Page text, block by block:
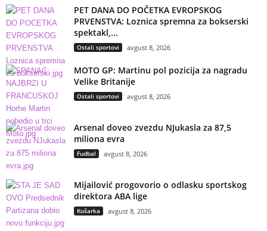
PET DANA DO POČETKA EVROPSKOG
PRVENSTVA: Loznica spremna za bokserski
spektakl,...
Ostali sportovi avgust 8, 2026
MOTO GP: Martinu pol pozicija za nagradu
Velike Britanije
Ostali sportovi avgust 8, 2026
Arsenal doveo zvezdu NJukasla za 87,5
miliona evra
Fudbal avgust 8, 2026
Mijailović progovorio o odlasku sportskog
direktora ABA lige
Košarka avgust 8, 2026